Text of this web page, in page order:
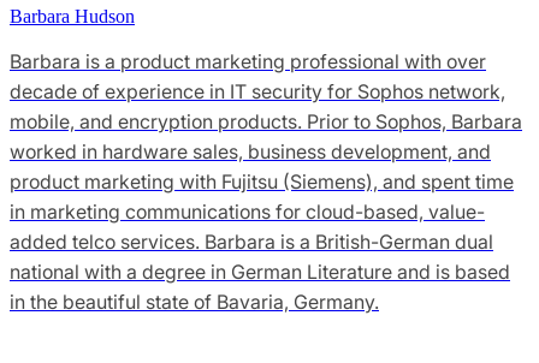
Barbara Hudson
Barbara is a product marketing professional with over
decade of experience in IT security for Sophos network,
mobile, and encryption products. Prior to Sophos, Barbara
worked in hardware sales, business development, and
product marketing with Fujitsu (Siemens), and spent time
in marketing communications for cloud-based, value-
added telco services. Barbara is a British-German dual
national with a degree in German Literature and is based
in the beautiful state of Bavaria, Germany.